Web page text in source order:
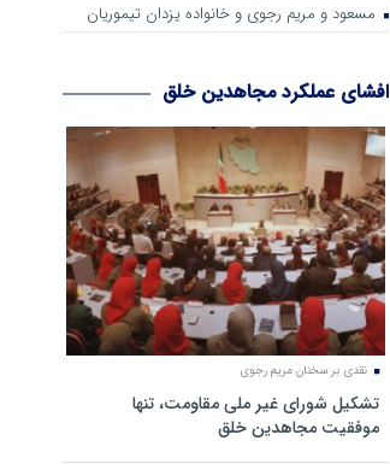
مسعود و مریم رجوی و خانواده یزدان تیموریان
افشای عملکرد مجاهدین خلق
نقدی بر سخنان مریم رجوی
تشکیل شورای غیر ملی مقاومت، تنها
موفقیت مجاهدین خلق